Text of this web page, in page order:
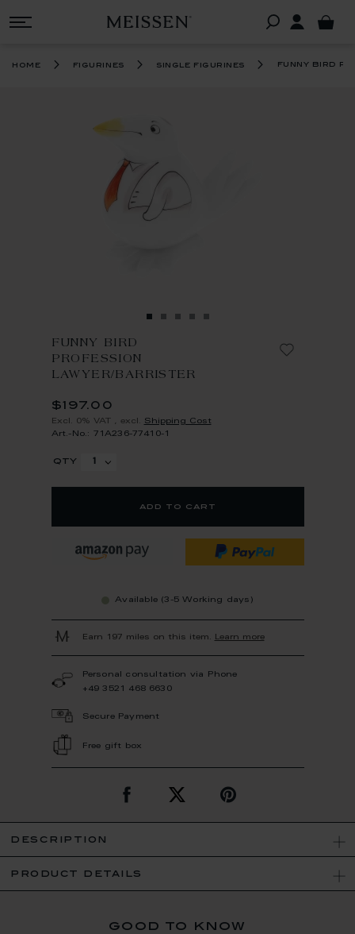
home figurines single figurines funny bird
FUNNY BIRD
PROFESSION
LAWYER/BARRISTER
$197.00
Excl. 0% VAT excl. Shipping Cost
Art.-No.: 71A236-77410-1
qty
add to cart
Available (3-5 Working days)
Earn 197 miles on this item. Learn more
Personal consultation via Phone
+49 3521 468 6630
Secure Payment
Free gift box
description
product details
good to know